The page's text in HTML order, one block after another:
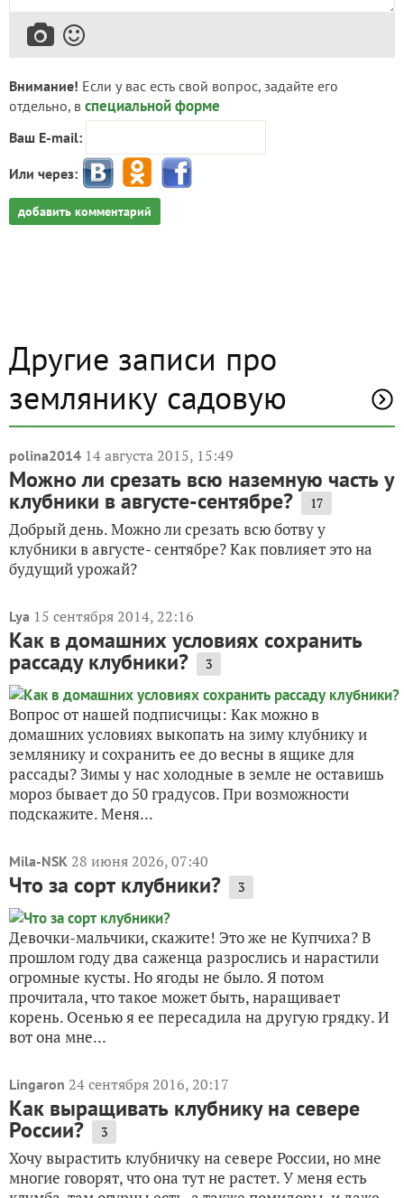
Внимание! Если у вас есть свой вопрос, задайте его
отдельно, в специальной форме
Ваш E-mail:
Или через:
добавить комментарий
Другие записи про
землянику садовую
polina2014 14 августа 2015, 15:49
Можно ли срезать всю наземную часть у
клубники в августе-сентябре? 17
Добрый день. Можно ли срезать всю ботву у
клубники в августе- сентябре? Как повлияет это на
будущий урожай?
Lya 15 сентября 2014, 22:16
Как в домашних условиях сохранить
рассаду клубники? 3
Вопрос от нашей подписчицы: Как можно в
домашних условиях выкопать на зиму клубнику и
землянику и сохранить ее до весны в ящике для
рассады? Зимы у нас холодные в земле не оставишь
мороз бывает до 50 градусов. При возможности
подскажите. Меня...
Mila-NSK 28 июня 2026, 07:40
Что за сорт клубники? 3
Девочки-мальчики, скажите! Это же не Купчиха? В
прошлом году два саженца разрослись и нарастили
огромные кусты. Но ягоды не было. Я потом
прочитала, что такое может быть, наращивает
корень. Осенью я ее пересадила на другую грядку. И
вот она мне...
Lingaron 24 сентября 2016, 20:17
Как выращивать клубнику на севере
России? 3
Хочу вырастить клубничку на севере России, но мне
многие говорят, что она тут не растет. У меня есть